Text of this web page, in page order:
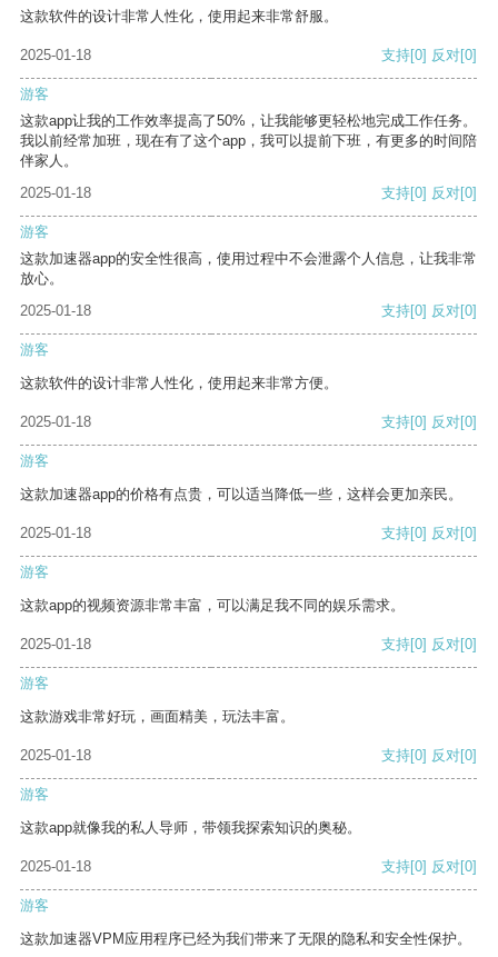
这款软件的设计非常人性化，使用起来非常舒服。
2025-01-18 支持[0] 反对[0]
游客
这款app让我的工作效率提高了50%，让我能够更轻松地完成工作任务。
我以前经常加班，现在有了这个app，我可以提前下班，有更多的时间陪
伴家人。
2025-01-18
支持[0] 反对[0]
游客
这款加速器app的安全性很高，使用过程中不会泄露个人信息，让我非常
放心。
2025-01-18
支持[0] 反对[0]
游客
这款软件的设计非常人性化，使用起来非常方便。
2025-01-18 支持[0] 反对[0]
游客
这款加速器app的价格有点贵，可以适当降低一些，这样会更加亲民。
2025-01-18 支持[0] 反对[0]
游客
这款app的视频资源非常丰富，可以满足我不同的娱乐需求。
2025-01-18 支持[0] 反对[0]
游客
这款游戏非常好玩，画面精美，玩法丰富。
2025-01-18 支持[0] 反对[0]
游客
这款app就像我的私人导师，带领我探索知识的奥秘。
2025-01-18 支持[0] 反对[0]
游客
这款加速器VPM应用程序已经为我们带来了无限的隐私和安全性保护。